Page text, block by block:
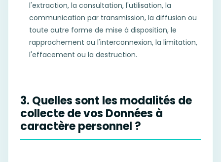
l'extraction, la consultation, l'utilisation, la
communication par transmission, la diffusion ou
toute autre forme de mise à disposition, le
rapprochement ou l'interconnexion, la limitation,
l'effacement ou la destruction.
3. Quelles sont les modalités de
collecte de vos Données à
caractère personnel ?